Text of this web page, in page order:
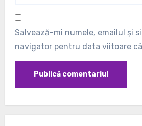
Salvează-mi numele, emailul și
navigator pentru data viitoare